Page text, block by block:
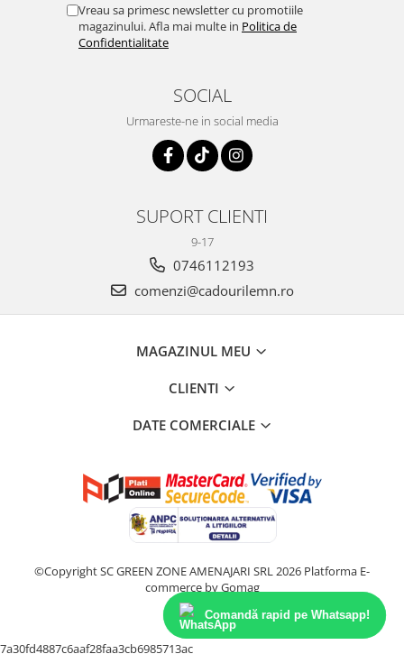
Vreau sa primesc newsletter cu promotiile
magazinului. Afla mai multe in Politica de
Confidentialitate
SOCIAL
Urmareste-ne in social media
SUPORT CLIENTI
9-17
0746112193
comenzi@cadourilemn.ro
MAGAZINUL MEU
CLIENTI
DATE COMERCIALE
©Copyright SC GREEN ZONE AMENAJARI SRL 2026 Platforma E-
commerce by Gomag
7a30fd4887c6aaf28faa3cb6985713ac
Comandă rapid pe Whatsapp!